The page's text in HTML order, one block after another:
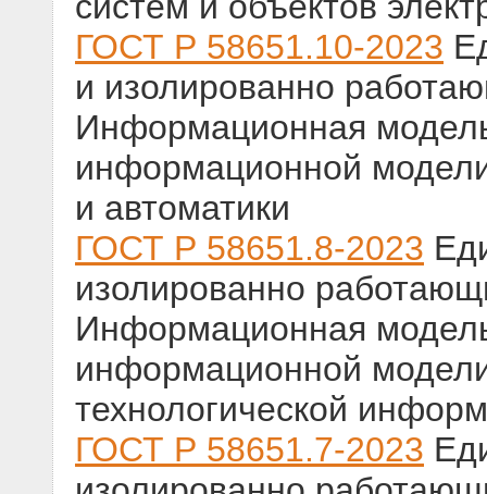
ГОСТ Р 58651.10-2023
и изолированно
Информационная
информационной
и автоматики
ГОСТ Р 58651.8-2023
изолированно
Информационная
информационной
технологической
ГОСТ Р 58651.7-2023